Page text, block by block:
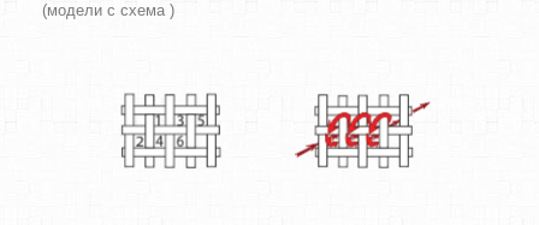
(модели с схема )